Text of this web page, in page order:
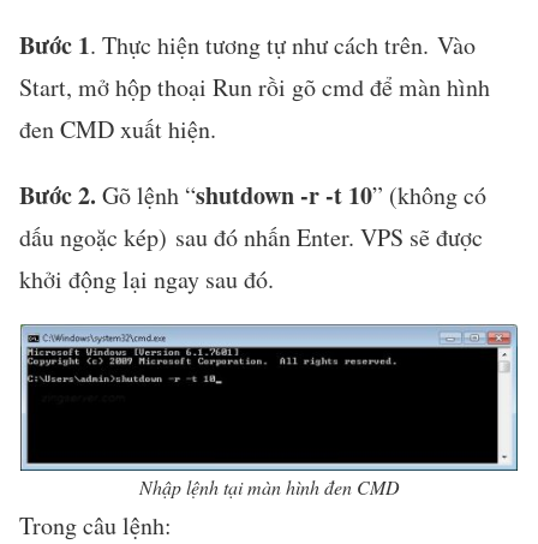
Bước 1. Thực hiện tương tự như cách trên. Vào
Start, mở hộp thoại Run rồi gõ cmd để màn hình
đen CMD xuất hiện.
Bước 2. Gõ lệnh “shutdown -r -t 10” (không có
dấu ngoặc kép) sau đó nhấn Enter. VPS sẽ được
khởi động lại ngay sau đó.
Nhập lệnh tại màn hình đen CMD
Trong câu lệnh: